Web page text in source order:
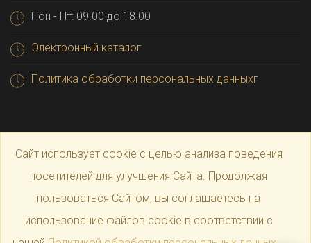
Пон - Пт: 09.00 до 18.00
Электронный каталог
Политика обработки персональных данныхг
Сайт использует cookie с целью анализа поведения
посетителей для улучшения Сайта. Продолжая
пользоваться Сайтом, вы соглашаетесь на
использование файлов cookie в соответствии с